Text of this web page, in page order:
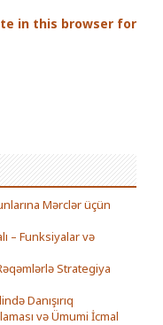
in this browser for
Mərclər üçün
– Funksiyalar və
Strategiya
Danışırıq
və Ümumi İcmal